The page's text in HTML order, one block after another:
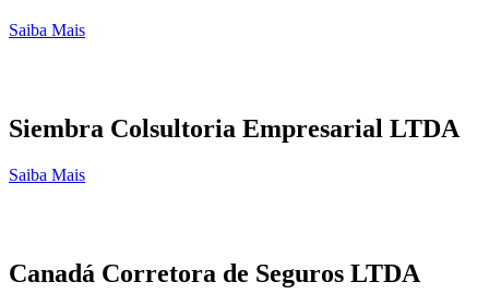
Saiba Mais
Siembra Colsultoria Empresarial LTDA
Saiba Mais
Canadá Corretora de Seguros LTDA